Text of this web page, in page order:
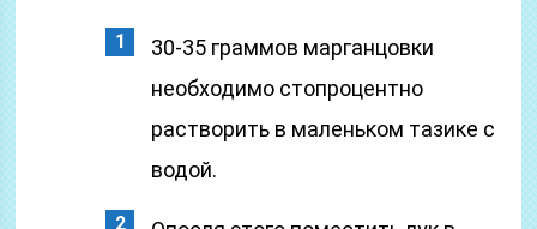
30-35 граммов марганцовки
необходимо стопроцентно
растворить в маленьком тазике с
водой.